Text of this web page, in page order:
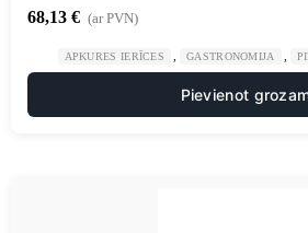
68,13 € (ar PVN)
APKURES IERĪCES GASTRONOMIJA
Pievienot